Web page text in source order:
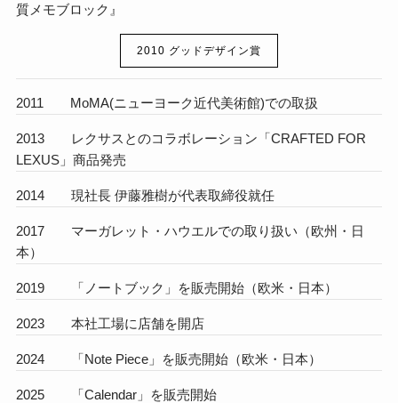
質メモブロック』
2010 グッドデザイン賞
2011 MoMA(ニューヨーク近代美術館)での取扱
2013 レクサスとのコラボレーション「CRAFTED FOR
LEXUS」商品発売
2014 現社長 伊藤雅樹が代表取締役就任
2017 マーガレット・ハウエルでの取り扱い（欧州・日
本）
2019 「ノートブック」を販売開始（欧米・日本）
2023 本社工場に店舗を開店
2024 「Note Piece」を販売開始（欧米・日本）
2025 「Calendar」を販売開始